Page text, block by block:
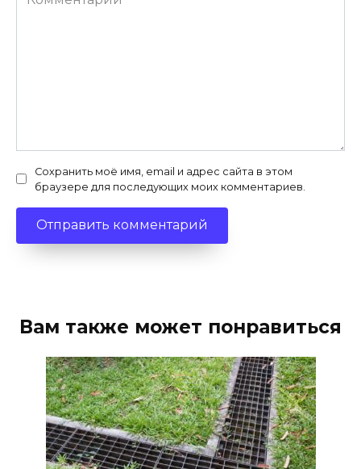
Сохранить моё имя, email и адрес сайта в этом
браузере для последующих моих комментариев.
Вам также может понравиться